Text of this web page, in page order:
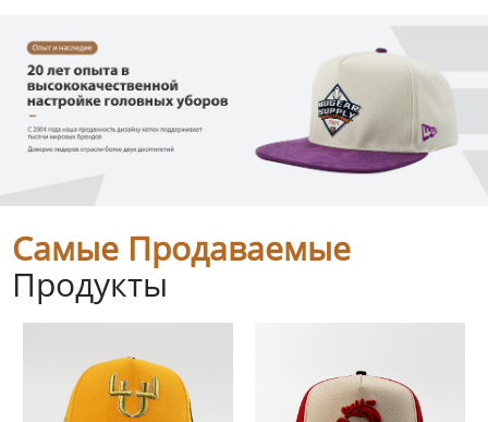
Самые Продаваемые
Продукты